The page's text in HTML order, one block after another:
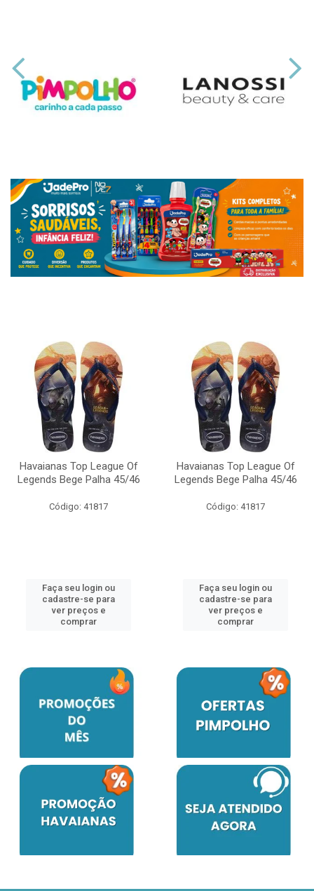
Havaianas Top League Of
Legends Bege Palha 45/46
Código: 41817
Faça seu login ou
cadastre-se para
ver preços e
comprar
Havaianas Top League Of
Legends Bege Palha 45/46
Código: 41817
Faça seu login ou
cadastre-se para
ver preços e
comprar